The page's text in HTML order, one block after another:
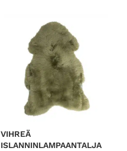
VIHREÄ
ISLANNINLAMPAANTALJA